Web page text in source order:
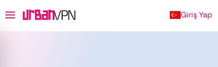
Giriş Yap